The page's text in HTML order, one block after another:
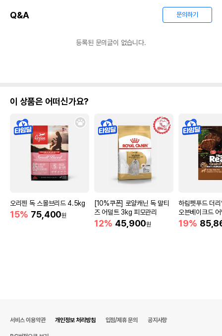
Q&A 문의하기
등록된 문의글이 없습니다.
이 상품은 어떠신가요?
오리젠 독 스몰브리드 4.5kg
15% 75,400원
[10%쿠폰] 로얄캐닌 독 말티
즈 어덜트 3kg 피모관리
12% 45,900원
하림펫푸드 더
오븐베이크드
5.8kg
19%
서비스 이용약관 개인정보 처리방침 입점/제휴 문의 공지사항